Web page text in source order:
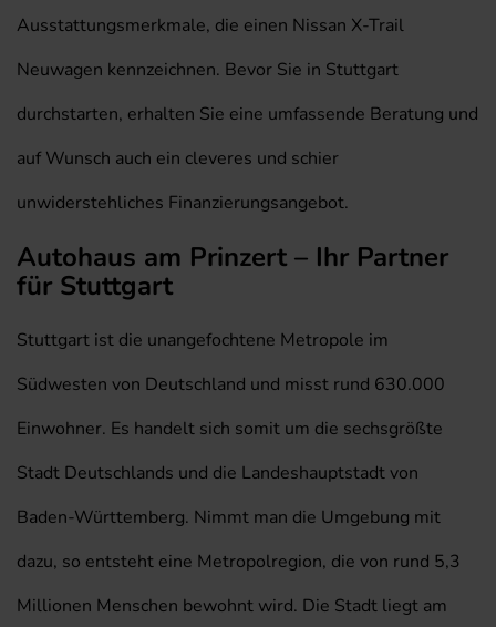
Ausstattungsmerkmale, die einen Nissan X-Trail
Neuwagen kennzeichnen. Bevor Sie in Stuttgart
durchstarten, erhalten Sie eine umfassende Beratung und
auf Wunsch auch ein cleveres und schier
unwiderstehliches Finanzierungsangebot.
Autohaus am Prinzert – Ihr Partner
für Stuttgart
Stuttgart ist die unangefochtene Metropole im
Südwesten von Deutschland und misst rund 630.000
Einwohner. Es handelt sich somit um die sechsgrößte
Stadt Deutschlands und die Landeshauptstadt von
Baden-Württemberg. Nimmt man die Umgebung mit
dazu, so entsteht eine Metropolregion, die von rund 5,3
Millionen Menschen bewohnt wird. Die Stadt liegt am